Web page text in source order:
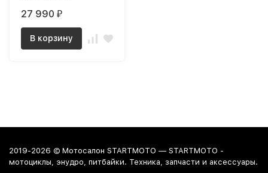
27 990 ₽
В корзину
2019-2026 © Мотосалон STARTMOTO — STARTMOTO -
мотоциклы, энудро, питбайки. Техника, запчасти и аксессуары.